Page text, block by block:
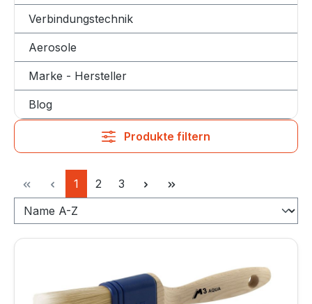
Verbindungstechnik
Aerosole
Marke - Hersteller
Blog
Produkte filtern
Seite
1 Seite
2 Seite
3